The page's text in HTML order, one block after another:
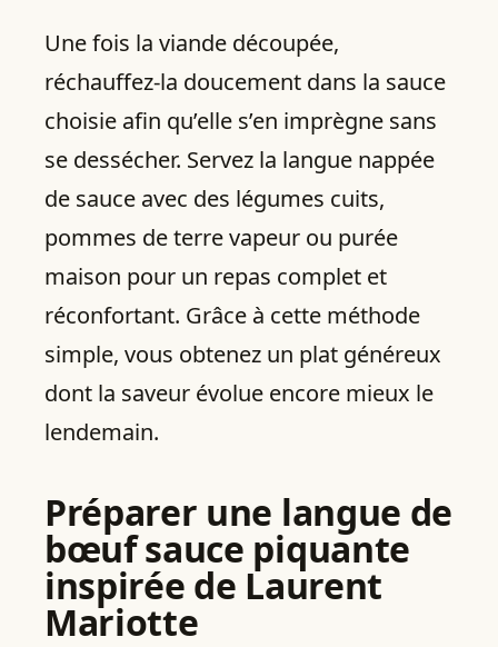
Une fois la viande découpée,
réchauffez‑la doucement dans la sauce
choisie afin qu’elle s’en imprègne sans
se dessécher. Servez la langue nappée
de sauce avec des légumes cuits,
pommes de terre vapeur ou purée
maison pour un repas complet et
réconfortant. Grâce à cette méthode
simple, vous obtenez un plat généreux
dont la saveur évolue encore mieux le
lendemain.
Préparer une langue de
bœuf sauce piquante
inspirée de Laurent
Mariotte